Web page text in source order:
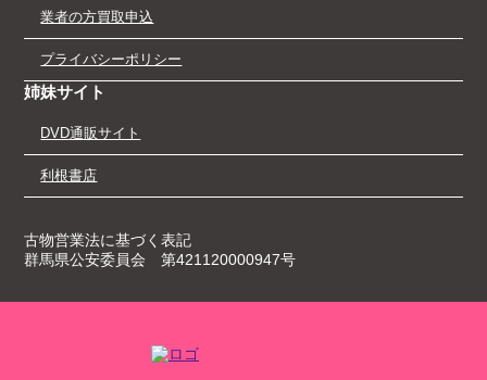
業者の方買取申込
プライバシーポリシー
姉妹サイト
DVD通販サイト
利根書店
古物営業法に基づく表記
群馬県公安委員会 第421120000947号